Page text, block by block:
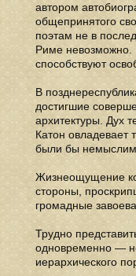
автором
общепринятого
поэтам не в
Риме невозможно.
способствуют
В
достигшие
архитектуры. Дух
Катон овладевает
были бы
Жизнеощущение
стороны,
громадные
Трудно
одновременно —
иерархического